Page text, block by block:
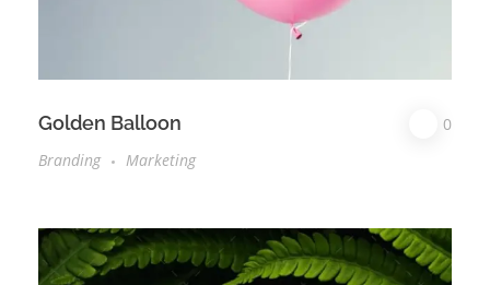
Golden Balloon
0
Branding
Marketing